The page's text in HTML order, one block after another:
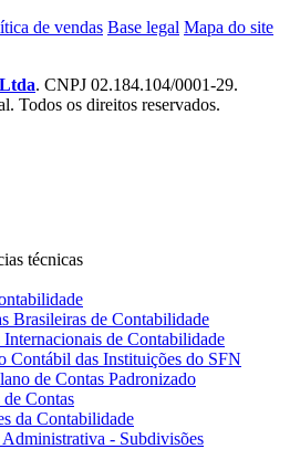
de vendas Base legal Mapa do site
. CNPJ 02.184.104/0001-29.
Todos os direitos reservados.
técnicas
Brasileiras de Contabilidade
de Contabilidade
Contábil das Instituições do SFN
de Contas Padronizado
Contas
da Contabilidade
- Subdivisões